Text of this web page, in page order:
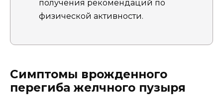
получения рекомендаций по
физической активности.
Симптомы врожденного
перегиба желчного пузыря